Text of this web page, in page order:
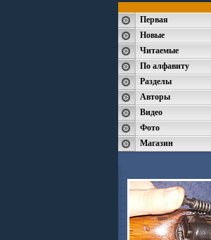
Первая
Новые
Читаемые
По алфавиту
Разделы
Авторы
Видео
Фото
Магазин